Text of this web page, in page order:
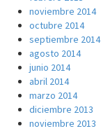
noviembre 2014
octubre 2014
septiembre 2014
agosto 2014
junio 2014
abril 2014
marzo 2014
diciembre 2013
noviembre 2013